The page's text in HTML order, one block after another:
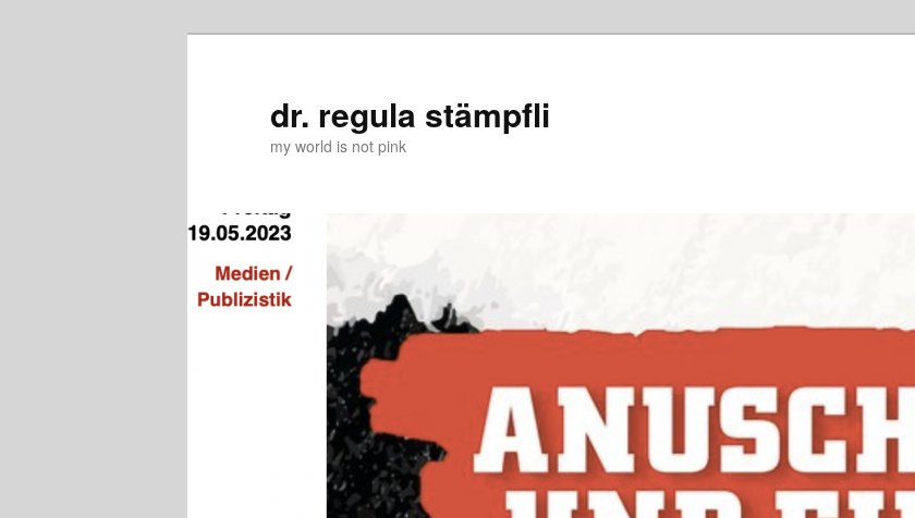
dr. regula stämpfli
my world is not pink